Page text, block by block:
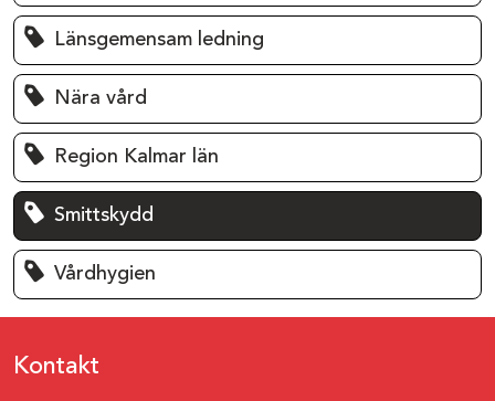
Länsgemensam ledning
Nära vård
Region Kalmar län
Smittskydd
Vårdhygien
Kontakt